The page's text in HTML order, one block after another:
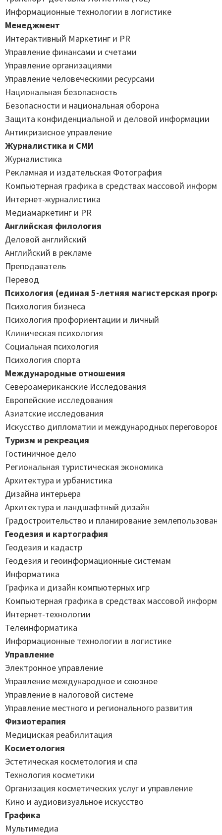
Информационные технологии в логистике
Менеджмент
Интерактивный Маркетинг и PR
Управление финансами и счетами
Управление организациями
Управление человеческими ресурсами
Национальная безопасность
Безопасности и национальная оборона
Защита конфиденциальной и деловой информации
Антикризисное управление
Журналистика и СМИ
Журналистика
Рекламная и издательская Фотография
Компьютерная графика в средствах массовой
Интернет-журналистика
Медиамаркетинг и PR
Английская филология
Деловой английский
Английский в рекламе
Преподаватель
Перевод
Психология (единая 5-летняя магистерская
Психология бизнеса
Психология профориентации и личный
Клиническая психология
Социальная психология
Психология спорта
Международные отношения
Североамериканские Исследования
Европейские исследования
Азиатские исследования
Искусство дипломатии и международных переговоров
Туризм и рекреация
Гостиничное дело
Региональная туристическая экономика
Архитектура и урбанистика
Дизайна интерьера
Архитектура и ландшафтный дизайн
Градостроительство и планирование
Геодезия и картография
Геодезия и кадастр
Геодезия и геоинформационные системам
Информатика
Графика и дизайн компьютерных игр
Компьютерная графика в средствах массовой
Интернет-технологии
Телеинформатика
Информационные технологии в логистике
Управление
Электронное управление
Управление международное и союзное
Управление в налоговой системе
Управление местного и регионального развития
Физиотерапия
Медициская реабилитация
Косметология
Эстетическая косметология и спа
Технология косметики
Организация косметических услуг и управление
Кино и аудиовизуальное искусство
Графика
Мультимедиа